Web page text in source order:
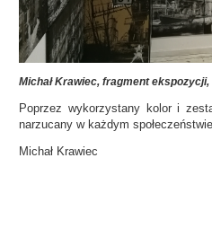
Michał Krawiec, fragment
Poprzez wykorzystany kolor i
narzucany w każdym
Michał Krawiec